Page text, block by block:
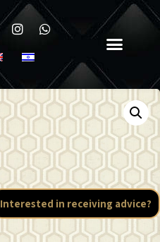
Interested in receiving advice?